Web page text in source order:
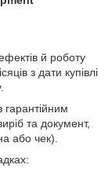
й роботу
з дати купівлі
гарантійним
та документ,
або чек).